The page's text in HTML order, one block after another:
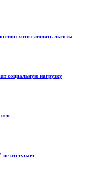
хотят лишить льготы
социальную нагрузку
отступает